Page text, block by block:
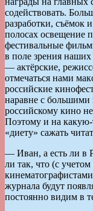
содействовать.
разработки, съёмок
полосах освещение
фестивальные
в поле зрения
— актёрские,
отмечаться нами
российские
наравне с
российскому кино
Поэтому и на
«диету» сажать
— Иван, а есть ли в
ли так, что (с
журнала будут
постоянно видим в